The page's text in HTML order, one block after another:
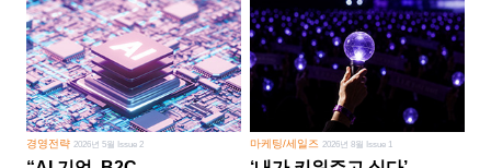
경영전략 2026년 5월 Issue 2 마케팅/세일즈 2026년 8월 Issue 1